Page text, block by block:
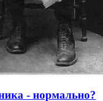
- нормально?